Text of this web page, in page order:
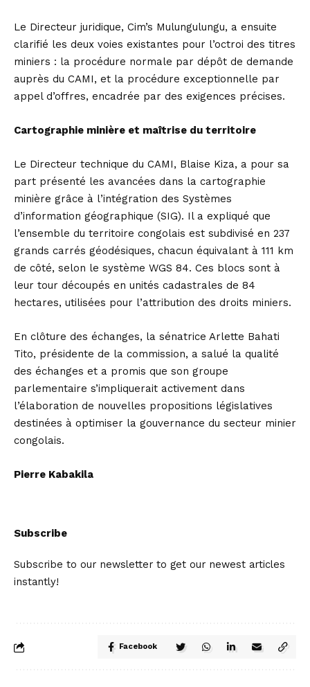
Le Directeur juridique, Cim’s Mulungulungu, a ensuite
clarifié les deux voies existantes pour l’octroi des titres
miniers : la procédure normale par dépôt de demande
auprès du CAMI, et la procédure exceptionnelle par
appel d’offres, encadrée par des exigences précises.
Cartographie minière et maîtrise du territoire
Le Directeur technique du CAMI, Blaise Kiza, a pour sa
part présenté les avancées dans la cartographie
minière grâce à l’intégration des Systèmes
d’information géographique (SIG). Il a expliqué que
l’ensemble du territoire congolais est subdivisé en 237
grands carrés géodésiques, chacun équivalant à 111 km
de côté, selon le système WGS 84. Ces blocs sont à
leur tour découpés en unités cadastrales de 84
hectares, utilisées pour l’attribution des droits miniers.
En clôture des échanges, la sénatrice Arlette Bahati
Tito, présidente de la commission, a salué la qualité
des échanges et a promis que son groupe
parlementaire s’impliquerait activement dans
l’élaboration de nouvelles propositions législatives
destinées à optimiser la gouvernance du secteur minier
congolais.
Pierre Kabakila
Subscribe
Subscribe to our newsletter to get our newest articles
instantly!
Facebook